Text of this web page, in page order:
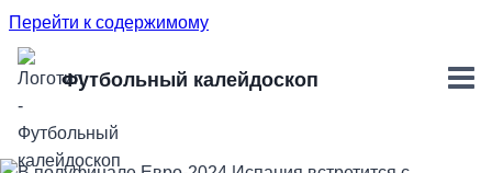
Перейти к содержимому
Футбольный калейдоскоп